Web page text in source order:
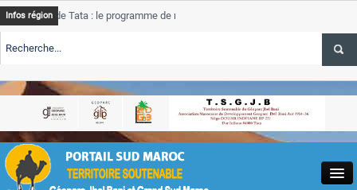
Infos région
de Tata : le programme de rehabilitation post-inondations
TSGJB Tourisme : l’ONMT renforce l’aerien a Dakhla et
Tata
TSGJB Tourisme au Maroc : Transavia renforce les vols Paris-